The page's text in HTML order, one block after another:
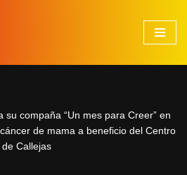
su compaña “Un mes para Creer” en
de mama a beneficio del Centro
Callejas